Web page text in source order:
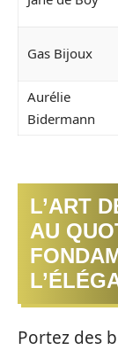
Gas Bijoux
Aurélie
Bidermann
L’ART
AU
Portez des